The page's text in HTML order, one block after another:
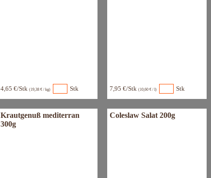
4,65 €/Stk (19,38 € / kg) Stk 7,95 €/Stk (10,60 € / l) Stk
Krautgenuß mediterran
300g
Coleslaw Salat 200g